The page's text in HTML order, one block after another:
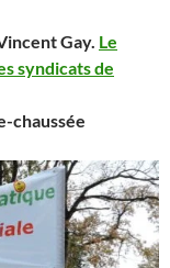
Gay. Le
syndicats de
chaussée